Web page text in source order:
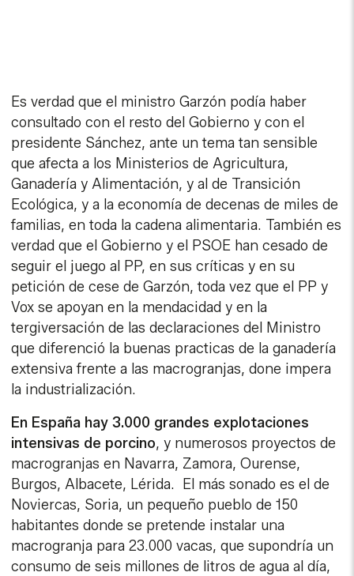
Es verdad que el ministro Garzón podía haber
consultado con el resto del Gobierno y con el
presidente Sánchez, ante un tema tan sensible
que afecta a los Ministerios de Agricultura,
Ganadería y Alimentación, y al de Transición
Ecológica, y a la economía de decenas de miles de
familias, en toda la cadena alimentaria. También es
verdad que el Gobierno y el PSOE han cesado de
seguir el juego al PP, en sus críticas y en su
petición de cese de Garzón, toda vez que el PP y
Vox se apoyan en la mendacidad y en la
tergiversación de las declaraciones del Ministro
que diferenció la buenas practicas de la ganadería
extensiva frente a las macrogranjas, done impera
la industrialización.
En España hay 3.000 grandes explotaciones
intensivas de porcino, y numerosos proyectos de
macrogranjas en Navarra, Zamora, Ourense,
Burgos, Albacete, Lérida. El más sonado es el de
Noviercas, Soria, un pequeño pueblo de 150
habitantes donde se pretende instalar una
macrogranja para 23.000 vacas, que supondría un
consumo de seis millones de litros de agua al día,